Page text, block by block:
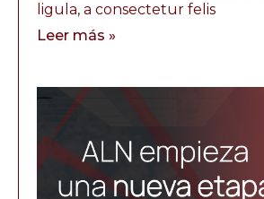
ligula, a consectetur felis
Leer más »